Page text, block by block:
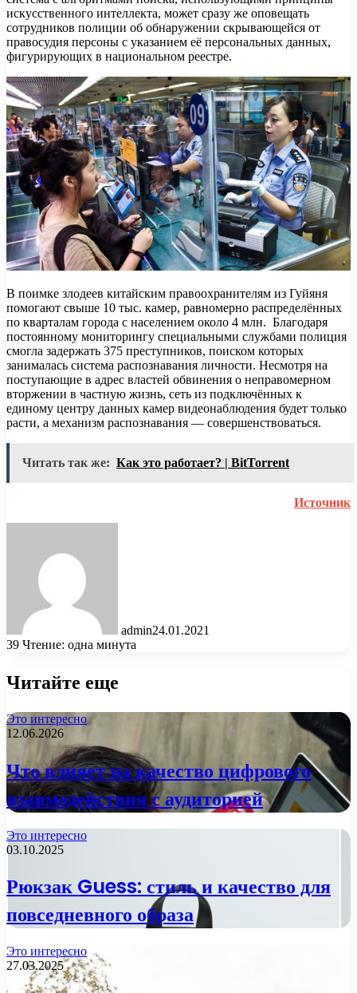
искусственного интеллекта, может сразу же оповещать
сотрудников полиции об обнаружении скрывающейся от
правосудия персоны с указанием её персональных данных,
фигурирующих в национальном реестре.
В поимке злодеев китайским правоохранителям из Гуйяня
помогают свыше 10 тыс. камер, равномерно распределённых
по кварталам города с населением около 4 млн. Благодаря
постоянному мониторингу специальными службами полиция
смогла задержать 375 преступников, поиском которых
занималась система распознавания личности. Несмотря на
поступающие в адрес властей обвинения о неправомерном
вторжении в частную жизнь, сеть из подключённых к
единому центру данных камер видеонаблюдения будет только
расти, а механизм распознавания — совершенствоваться.
Читать так же: Как это работает? | BitTorrent
Источник
admin24.01.2021
39 Чтение: одна минута
Читайте еще
Это интересно
12.06.2026
Что влияет на качество цифрового
взаимодействия с аудиторией
Это интересно
03.10.2025
Рюкзак Guess: стиль и качество для
повседневного образа
Это интересно
27.03.2025